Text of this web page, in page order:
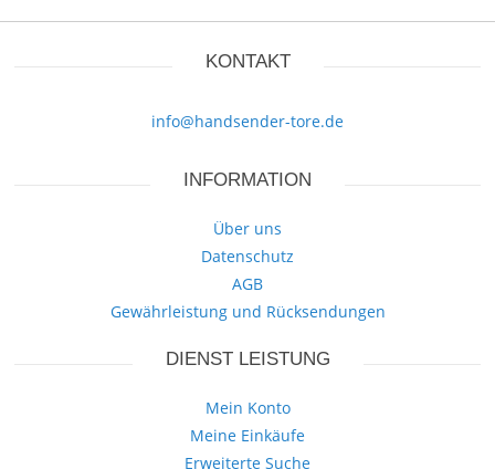
KONTAKT
info@handsender-tore.de
INFORMATION
Über uns
Datenschutz
AGB
Gewährleistung und Rücksendungen
DIENST LEISTUNG
Mein Konto
Meine Einkäufe
Erweiterte Suche